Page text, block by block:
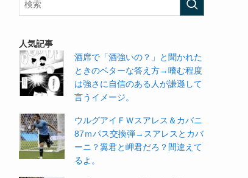
人気記事
酒席で「酒強いの？」と聞かれた
ときのベターな答え方→嗜む程度
は強さに自信のある人が謙遜して
言うイメージ。
ウルグアイＦＷスアレス＆カバニ
87ｍパス交換弾→スアレスとカバ
ーニ？翼君と岬君だろ？間違えて
るよ。